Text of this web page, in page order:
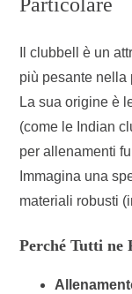
Il clubbell è un
più pesante nella
La sua origine è
(come le Indian
per allenamenti
Immagina una
materiali robusti
Perché Tutti ne